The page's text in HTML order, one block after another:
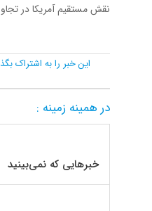
نقش مستقیم آمریکا در
این خبر را به اشتراک
در همینه زمینه :
خبرهایی که نمی‌بینید